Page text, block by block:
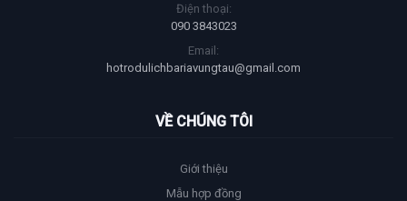
Điện thoại:
090 3843023
Email:
hotrodulichbariavungtau@gmail.com
VỀ CHÚNG TÔI
Giới thiệu
Mẫu hợp đồng